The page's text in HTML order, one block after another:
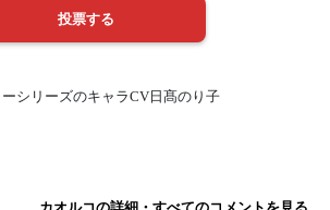
シリーズのキャラCV日髙のり子